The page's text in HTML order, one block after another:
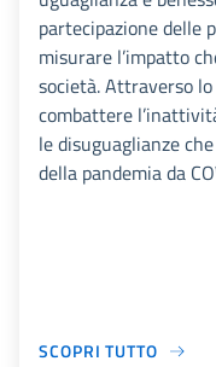
partecipazione delle
misurare l’impatto
società. Attraverso
combattere
le disuguaglianze
della pandemia da
SCOPRI TUTTO